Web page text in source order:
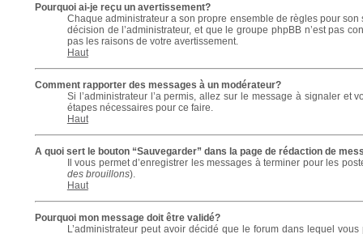
Pourquoi ai-je reçu un avertissement?
Chaque administrateur a son propre ensemble de règles pour
décision de l’administrateur, et que le groupe phpBB n’est pas
pas les raisons de votre avertissement.
Haut
Comment rapporter des messages à un modérateur?
Si l’administrateur l’a permis, allez sur le message à signaler
étapes nécessaires pour ce faire.
Haut
A quoi sert le bouton “Sauvegarder” dans la page de rédaction de
Il vous permet d’enregistrer les messages à terminer pour les
des brouillons).
Haut
Pourquoi mon message doit être validé?
L’administrateur peut avoir décidé que le forum dans lequel